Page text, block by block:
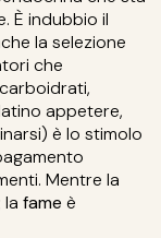
È indubbio il
la selezione
che
appetere,
è lo stimolo
Mentre la
fame è